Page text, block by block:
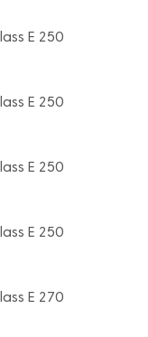
E 250
E 250
E 250
E 250
E 270